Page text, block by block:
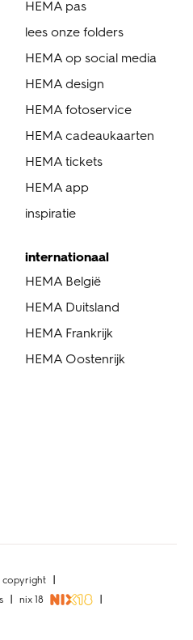
HEMA pas
lees onze folders
HEMA op social media
HEMA design
HEMA fotoservice
HEMA cadeaukaarten
HEMA tickets
HEMA app
inspiratie
internationaal
HEMA België
HEMA Duitsland
HEMA Frankrijk
HEMA Oostenrijk
copyright
nix 18